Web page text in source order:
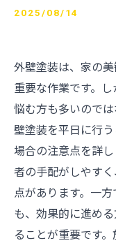
2025/08/14
外壁塗装は、家の
重要な作業です。
悩む方も多いので
壁塗装を平日に行
場合の注意点を詳
者の手配がしやす
点があります。一
も、効果的に進め
ることが重要です